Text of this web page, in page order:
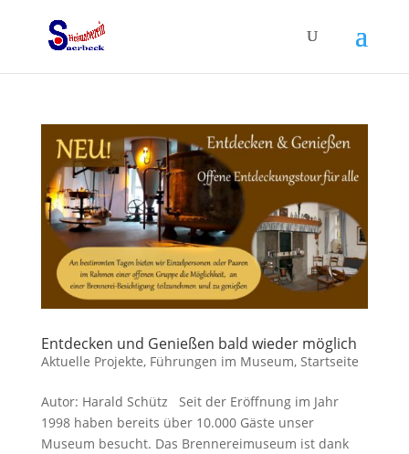
Entdecken und Genießen bald wieder möglich
Aktuelle Projekte, Führungen im Museum, Startseite
Autor: Harald Schütz Seit der Eröffnung im Jahr
1998 haben bereits über 10.000 Gäste unser
Museum besucht. Das Brennereimuseum ist dank